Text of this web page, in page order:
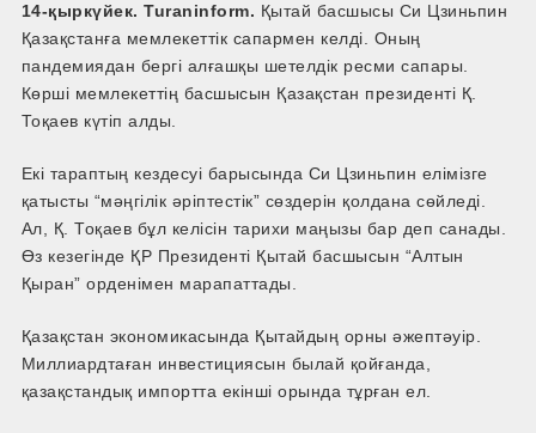
14-қыркүйек. Turaninform. Қытай басшысы Си Цзиньпин
Қазақстанға мемлекеттік сапармен келді. Оның
пандемиядан бергі алғашқы шетелдік ресми сапары.
Көрші мемлекеттің басшысын Қазақстан президенті Қ.
Тоқаев күтіп алды.
Екі тараптың кездесуі барысында Си Цзиньпин елімізге
қатысты “мәңгілік әріптестік” сөздерін қолдана сөйледі.
Ал, Қ. Тоқаев бұл келісін тарихи маңызы бар деп санады.
Өз кезегінде ҚР Президенті Қытай басшысын “Алтын
Қыран” орденімен марапаттады.
Қазақстан экономикасында Қытайдың орны әжептәуір.
Миллиардтаған инвестициясын былай қойғанда,
қазақстандық импортта екінші орында тұрған ел.